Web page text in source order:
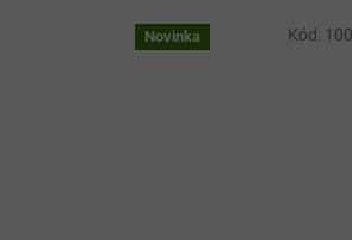
Novinka Kód: